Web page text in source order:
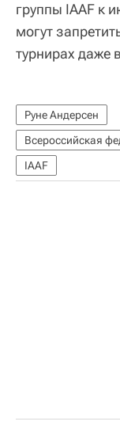
группы IAAF к
могут
турнирах даже
Руне Андерсен
Всероссийская
IAAF